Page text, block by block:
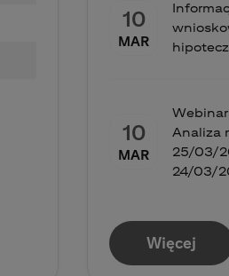
10
MAR
10
MAR
Analiza
25/03/
24/03/
Więcej